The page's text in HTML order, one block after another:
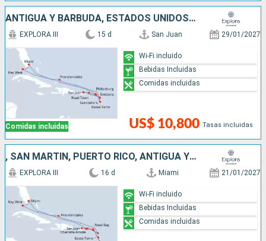
ANTIGUA Y BARBUDA, ESTADOS UNIDOS, SAN MARTÍN, FRANCIA, PUERTO RICO
Comidas incluidas
EXPLORA III 15 d San Juan 29/01/2027
US$ 10,800 Tasas incluidas
Wi-Fi incluido
Bebidas Incluidas
Comidas incluidas
, SAN MARTÍN, PUERTO RICO, ANTIGUA Y BARBUDA, FRANCIA, ESTADOS UNIDOS
EXPLORA III 16 d Miami 21/01/2027
Wi-Fi incluido
Bebidas Incluidas
Comidas incluidas